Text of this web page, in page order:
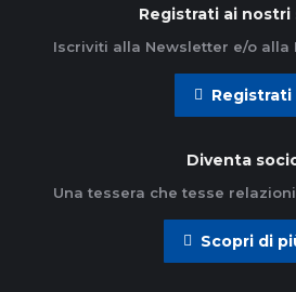
Registrati ai nostri
Iscriviti alla Newsletter e/o alla
Registrati
Diventa
Una tessera che tesse
Scopri di